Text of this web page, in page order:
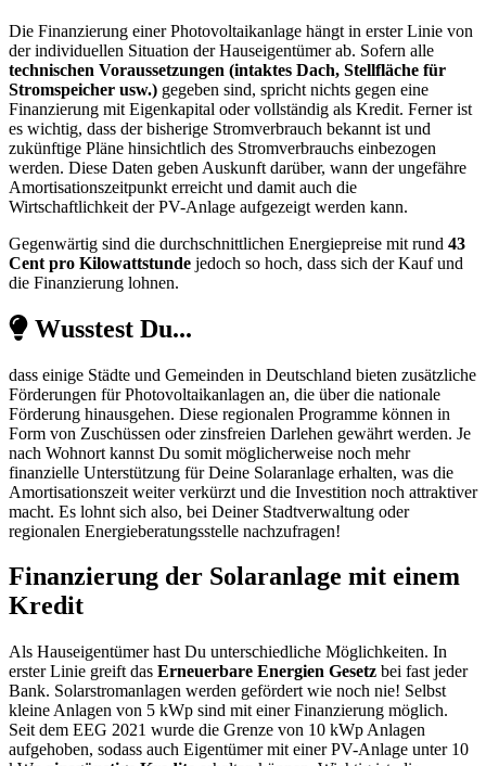
Die Finanzierung einer Photovoltaikanlage hängt in erster Linie von
der individuellen Situation der Hauseigentümer ab. Sofern alle
technischen Voraussetzungen (intaktes Dach, Stellfläche für
Stromspeicher usw.) gegeben sind, spricht nichts gegen eine
Finanzierung mit Eigenkapital oder vollständig als Kredit. Ferner ist
es wichtig, dass der bisherige Stromverbrauch bekannt ist und
zukünftige Pläne hinsichtlich des Stromverbrauchs einbezogen
werden. Diese Daten geben Auskunft darüber, wann der ungefähre
Amortisationszeitpunkt erreicht und damit auch die
Wirtschaftlichkeit der PV-Anlage aufgezeigt werden kann.
Gegenwärtig sind die durchschnittlichen Energiepreise mit rund 43
Cent pro Kilowattstunde jedoch so hoch, dass sich der Kauf und
die Finanzierung lohnen.
Wusstest Du...
dass einige Städte und Gemeinden in Deutschland bieten zusätzliche
Förderungen für Photovoltaikanlagen an, die über die nationale
Förderung hinausgehen. Diese regionalen Programme können in
Form von Zuschüssen oder zinsfreien Darlehen gewährt werden. Je
nach Wohnort kannst Du somit möglicherweise noch mehr
finanzielle Unterstützung für Deine Solaranlage erhalten, was die
Amortisationszeit weiter verkürzt und die Investition noch attraktiver
macht. Es lohnt sich also, bei Deiner Stadtverwaltung oder
regionalen Energieberatungsstelle nachzufragen!
Finanzierung der Solaranlage mit einem
Kredit
Als Hauseigentümer hast Du unterschiedliche Möglichkeiten. In
erster Linie greift das Erneuerbare Energien Gesetz bei fast jeder
Bank. Solarstromanlagen werden gefördert wie noch nie! Selbst
kleine Anlagen von 5 kWp sind mit einer Finanzierung möglich.
Seit dem EEG 2021 wurde die Grenze von 10 kWp Anlagen
aufgehoben, sodass auch Eigentümer mit einer PV-Anlage unter 10